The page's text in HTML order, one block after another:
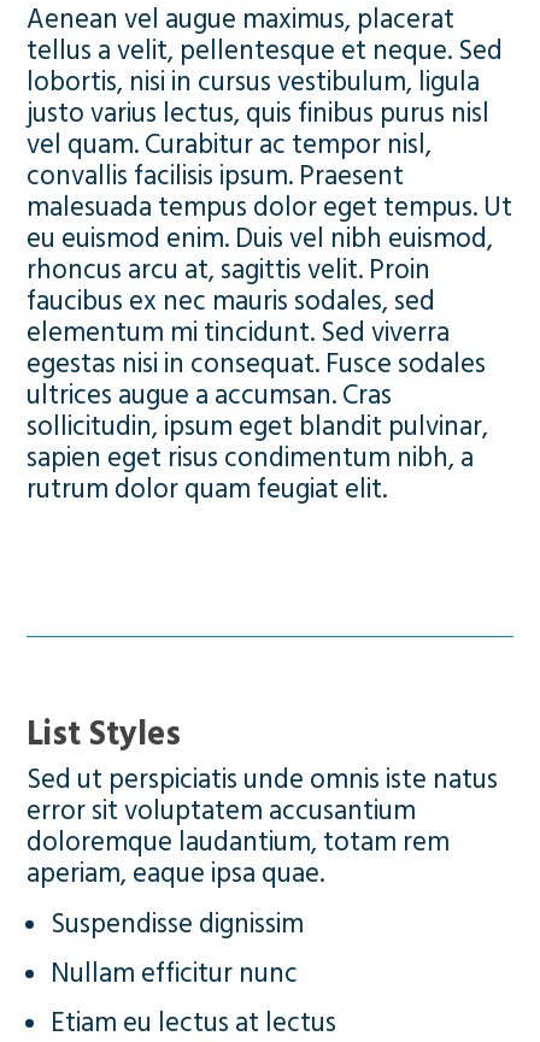
Aenean vel augue maximus, placerat
tellus a velit, pellentesque et neque. Sed
lobortis, nisi in cursus vestibulum, ligula
justo varius lectus, quis finibus purus nisl
vel quam. Curabitur ac tempor nisl,
convallis facilisis ipsum. Praesent
malesuada tempus dolor eget tempus. Ut
eu euismod enim. Duis vel nibh euismod,
rhoncus arcu at, sagittis velit. Proin
faucibus ex nec mauris sodales, sed
elementum mi tincidunt. Sed viverra
egestas nisi in consequat. Fusce sodales
ultrices augue a accumsan. Cras
sollicitudin, ipsum eget blandit pulvinar,
sapien eget risus condimentum nibh, a
rutrum dolor quam feugiat elit.
List Styles
Sed ut perspiciatis unde omnis iste natus
error sit voluptatem accusantium
doloremque laudantium, totam rem
aperiam, eaque ipsa quae.
Suspendisse dignissim
Nullam efficitur nunc
Etiam eu lectus at lectus